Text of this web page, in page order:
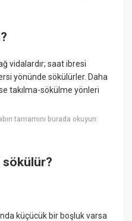
vidalardır; saat ibresi
yönünde sökülürler. Daha
takılma-sökülme yönleri
tamamını burada okuyun:
sökülür?
küçücük bir boşluk varsa